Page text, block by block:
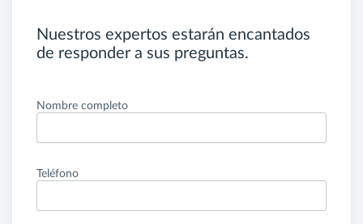
Nuestros expertos estarán encantados
de responder a sus preguntas.
Nombre completo
Teléfono